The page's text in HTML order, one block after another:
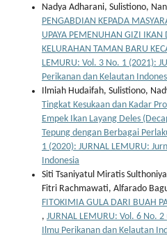
Nadya Adharani, Sulistiono,
PENGABDIAN KEPADA
UPAYA PEMENUHAN GIZI
KELURAHAN TAMAN BARU
LEMURU: Vol. 3 No. 1 (2021):
Perikanan dan Kelautan
Ilmiah Hudaifah, Sulistiono,
Tingkat Kesukaan dan Kadar
Empek Ikan Layang Deles
Tepung dengan Berbagai
1 (2020): JURNAL LEMURU:
Indonesia
Siti Tsaniyatul Miratis
Fitri Rachmawati, Alfarado
FITOKIMIA GULA DARI BUAH
, JURNAL LEMURU: Vol. 6 No.
Ilmu Perikanan dan Kelautan